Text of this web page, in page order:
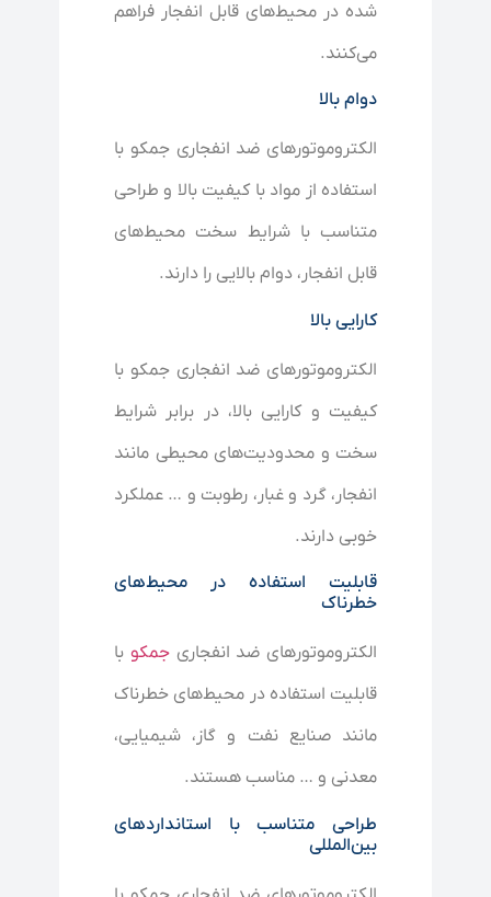
شده در محیط‌های قابل انفجار فراهم
می‌کنند.
دوام بالا
الکتروموتورهای ضد انفجاری جمکو با
استفاده از مواد با کیفیت بالا و طراحی
متناسب با شرایط سخت محیط‌های
قابل انفجار، دوام بالایی را دارند.
کارایی بالا
الکتروموتورهای ضد انفجاری جمکو با
کیفیت و کارایی بالا، در برابر شرایط
سخت و محدودیت‌های محیطی مانند
انفجار، گرد و غبار، رطوبت و … عملکرد
خوبی دارند.
قابلیت استفاده در محیط‌های
خطرناک
الکتروموتورهای ضد انفجاریجمکو با
قابلیت استفاده در محیط‌های خطرناک
مانند صنایع نفت و گاز، شیمیایی،
معدنی و … مناسب هستند.
طراحی متناسب با استانداردهای
بین‌المللی